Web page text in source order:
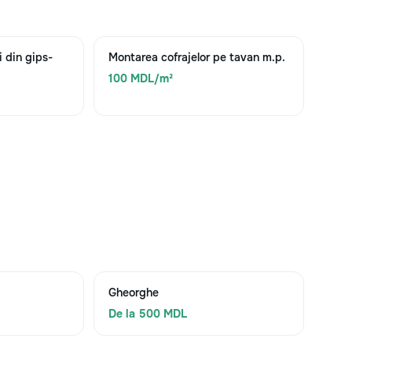
din gips-
Montarea cofrajelor pe tavan m.p.
100 MDL/m²
Gheorghe
De la 500 MDL